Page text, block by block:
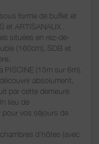
forme de buffet et
et ARTISANAUX .
situées en rez-de-
(160cm), SDB et
PISCINE (15m sur 6m).
absolument,
par cette demeure
lieu de
pour vos séjours de
d’hôtes (avec